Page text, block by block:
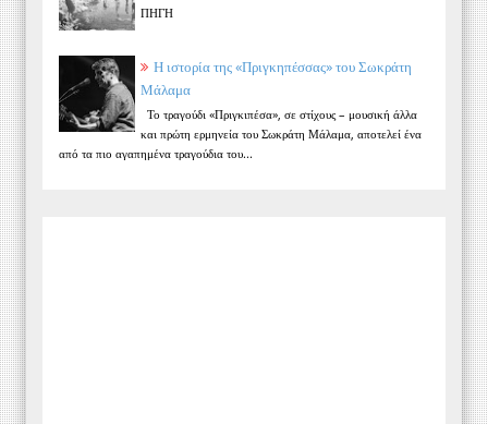
ΠΗΓΗ
Η ιστορία της «Πριγκηπέσσας» του Σωκράτη
Μάλαμα
Το τραγούδι «Πριγκιπέσα», σε στίχους – μουσική άλλα
και πρώτη ερμηνεία του Σωκράτη Μάλαμα, αποτελεί ένα
από τα πιο αγαπημένα τραγούδια του...